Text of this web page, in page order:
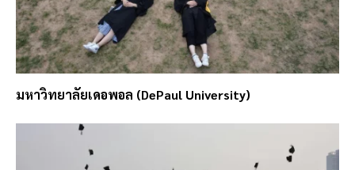
มหาวิทยาลัยเดอพอล (DePaul University)